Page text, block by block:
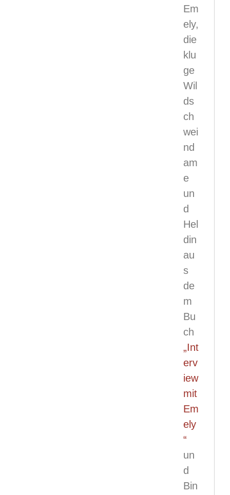
Em
ely,
die
klu
ge
Wil
ds
ch
wei
nd
am
e
un
d
Hel
din
au
s
de
m
Bu
ch
„Int
erv
iew
mit
Em
ely
“
un
d
Bin